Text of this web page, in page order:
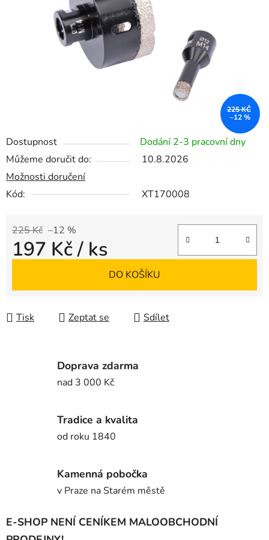
Dostupnost
Dodání 2-3 pracovní dny
Můžeme doručit do:
10.8.2026
Možnosti doručení
Kód:
XT170008
225 Kč –12 %
197 Kč/ ks
DO KOŠÍKU
Tisk Zeptat se Sdílet
225 KČ
–12 %
Doprava zdarma
nad 3 000 Kč
Tradice a kvalita
od roku 1840
Kamenná pobočka
v Praze na Starém městě
E-SHOP NENÍ CENÍKEM MALOOBCHODNÍ